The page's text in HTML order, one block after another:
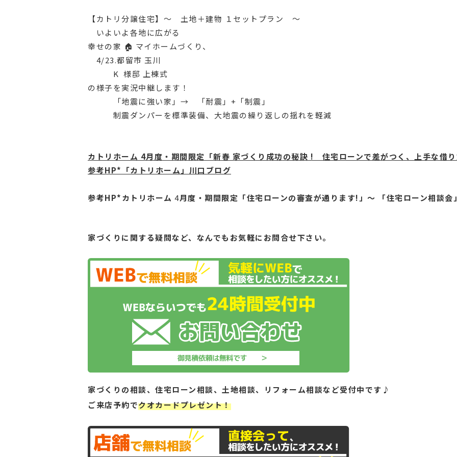
【カトリ分譲住宅】〜 土地＋建物 １セットプラン 〜
いよいよ各地に広がる
幸せの家 🏠 マイホームづくり、
4/23.都留市 玉川
K 様邸 上棟式
の様子を実況中継します！
「地震に強い家」→ 「耐震」+「制震」
制震ダンパーを標準装備、大地震の繰り返しの揺れを軽減
カトリホーム 4月度・期間限定「新春 家づくり成功の秘訣 ! 住宅ローンで差がつく、上手な借
参考HP*「カトリホーム」川口ブログ
参考HP*カトリホーム 4月度・期間限定「住宅ローンの審査が通ります!」～ 「住宅ローン相談会」
家づくりに関する疑問など、 なんでもお気軽にお問合せ下さい。
家づくりの相談、住宅ローン相談、土地相談、リフォーム相談など受付中です♪
ご来店予約でクオカードプレゼント！